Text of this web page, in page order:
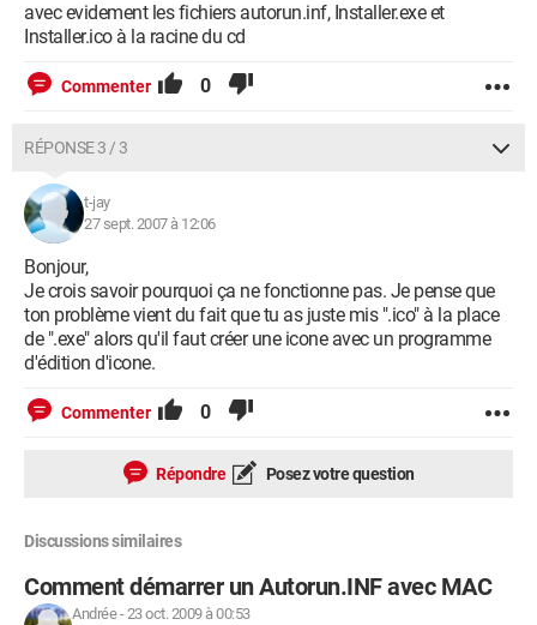
avec evidement les fichiers autorun.inf, Installer.exe et
Installer.ico à la racine du cd
Commenter 0
RÉPONSE 3 / 3
t-jay
27 sept. 2007 à 12:06
Bonjour,
Je crois savoir pourquoi ça ne fonctionne pas. Je pense que
ton problème vient du fait que tu as juste mis ".ico" à la place
de ".exe" alors qu'il faut créer une icone avec un programme
d'édition d'icone.
Commenter 0
Répondre Posez votre question
Discussions similaires
Comment démarrer un Autorun.INF avec MAC
Andrée-23 oct. 2009 à 00:53